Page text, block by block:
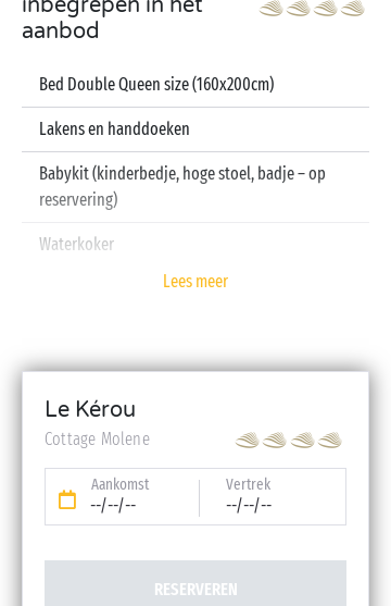
inbegrepen in het
aanbod
Bed Double Queen size (160x200cm)
Lakens en handdoeken
Babykit (kinderbedje, hoge stoel, badje – op
reservering)
Waterkoker
Lees meer
Le Kérou
Cottage Molene
Aankomst
--/--/--
Vertrek
--/--/--
RESERVEREN